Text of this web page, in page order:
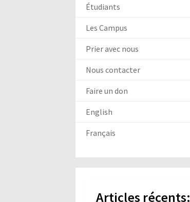
Étudiants
Les Campus
Prier avec nous
Nous contacter
Faire un don
English
Français
Articles récents: